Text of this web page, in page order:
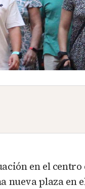
en el
nueva plaza en